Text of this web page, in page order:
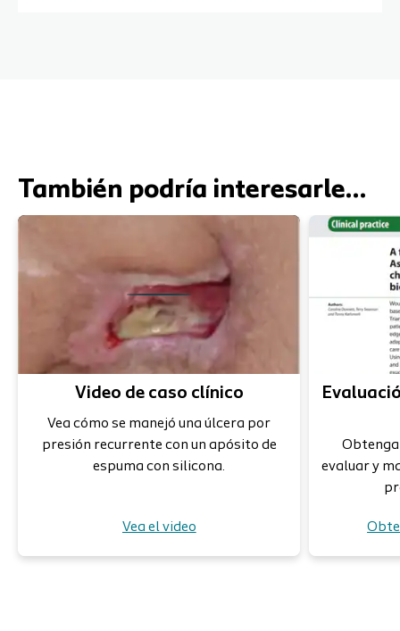
También podría interesarle…
Video de caso clínico
Vea cómo se manejó una úlcera por
presión recurrente con un apósito de
espuma con silicona.
Vea el video
evaluar y